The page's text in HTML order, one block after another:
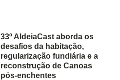
33º AldeiaCast aborda os
desafios da habitação,
regularização fundiária e a
reconstrução de Canoas
pós-enchentes